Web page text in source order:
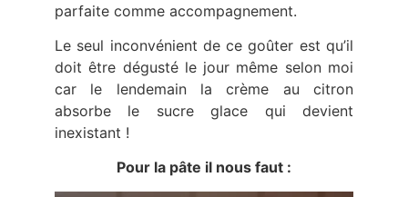
parfaite comme accompagnement.
Le seul inconvénient de ce goûter est qu’il
doit être dégusté le jour même selon moi
car le lendemain la crème au citron
absorbe le sucre glace qui devient
inexistant !
Pour la pâte il nous faut :